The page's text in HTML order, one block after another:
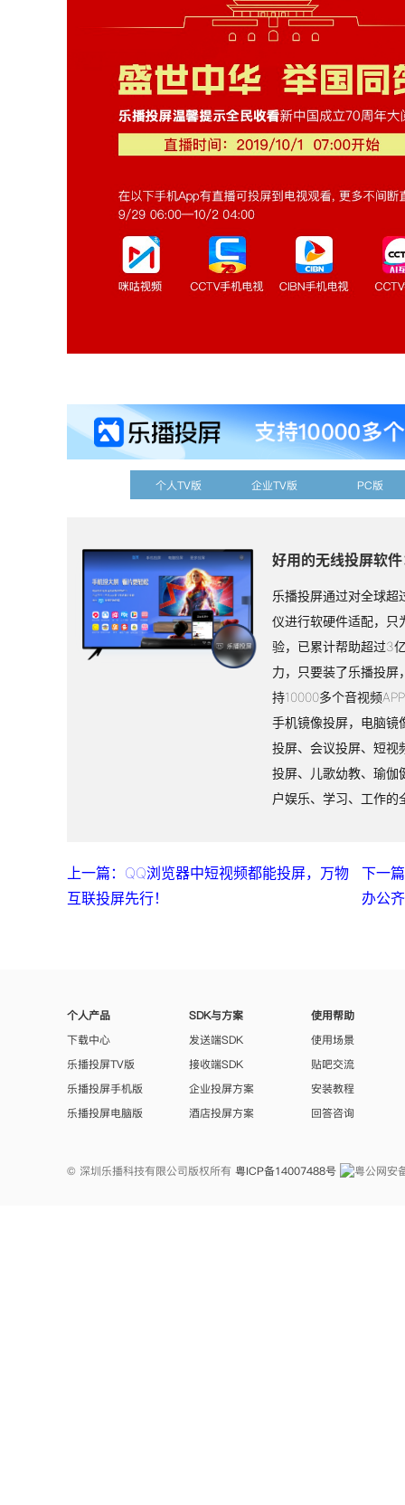
个人TV版 企业TV版 PC版
好用的无线投屏软
乐播投屏通过对全球超
仪进行软硬件适配，只
验，已累计帮助超过3
力，只要装了乐播投屏
持10000多个音视频
手机镜像投屏，电脑镜
投屏、会议投屏、短视
投屏、儿歌幼教、瑜伽
户娱乐、学习、工作的
上一篇：QQ浏览器中短视频都能投屏，万物
互联投屏先行！
下一
办公
个人产品
下载中心
乐播投屏TV版
乐播投屏手机版
乐播投屏电脑版
SDK与方案
发送端SDK
接收端SDK
企业投屏方案
酒店投屏方案
使用帮助
使用场景
贴吧交流
安装教程
回答咨询
© 深圳乐播科技有限公司版权所有 粤ICP备14007488号